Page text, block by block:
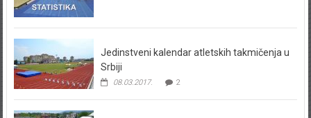
Jedinstveni kalendar atletskih takmičenja u
Srbiji
08.03.2017. 2